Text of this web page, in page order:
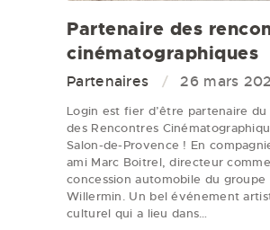
Partenaire des
cinématographiques
Partenaires 26 mars
Login est fier d’être partenaire du
des Rencontres
Salon-de-Provence ! En
ami Marc Boitrel, directeur
concession automobile du groupe
Willermin. Un bel événement
culturel qui a lieu dans…